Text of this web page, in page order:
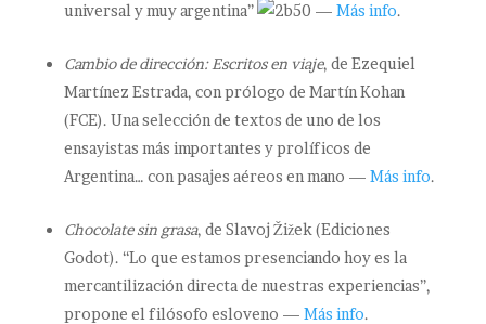
universal y muy argentina”
— Más info.
Cambio de dirección: Escritos en viaje, de Ezequiel
Martínez Estrada, con prólogo de Martín Kohan
(FCE). Una selección de textos de uno de los
ensayistas más importantes y prolíficos de
Argentina… con pasajes aéreos en mano — Más info.
Chocolate sin grasa, de Slavoj Žižek (Ediciones
Godot). “Lo que estamos presenciando hoy es la
mercantilización directa de nuestras experiencias”,
propone el filósofo esloveno — Más info.